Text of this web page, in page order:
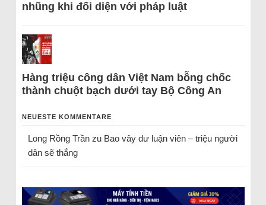
nhũng khi đối diện với pháp luật
Hàng triệu công dân Việt Nam bỗng chốc
thành chuột bạch dưới tay Bộ Công An
NEUESTE KOMMENTARE
Long Rồng Trầnzu Bao vây dư luận viên – triệu người
dân sẽ thắng